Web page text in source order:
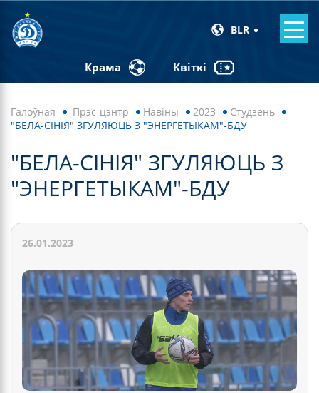
BLR
Крама Квіткі
Галоўная Прэс-цэнтр Навiны 2023
Студзень
"БЕЛА-СІНІЯ" ЗГУЛЯЮЦЬ З "ЭНЕРГЕТЫКАМ"-БДУ
"БЕЛА-СІНІЯ" ЗГУЛЯЮЦЬ З
"ЭНЕРГЕТЫКАМ"-БДУ
26.01.2023